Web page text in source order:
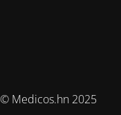
© Medicos.hn 2025